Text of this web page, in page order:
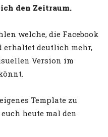
den Zeitraum.
welche, die Facebook
erhaltet deutlich mehr,
Version im
Template zu
heute mal den